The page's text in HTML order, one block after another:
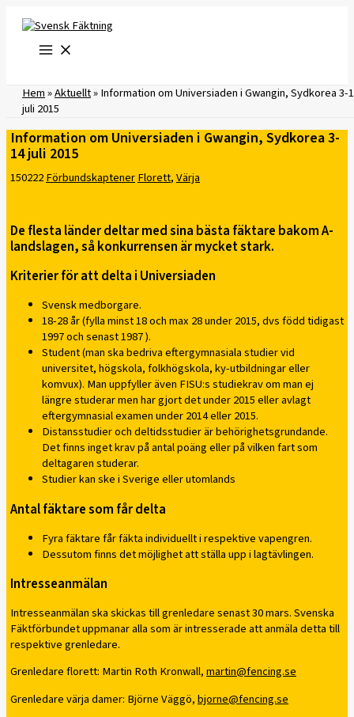
innehåll
Hem»Aktuellt»Information om Universiaden i Gwangin, Sydkorea 3-
juli 2015
Information om Universiaden i Gwangin, Sydkorea 3-
14 juli 2015
150222FörbundskaptenerFlorett,Värja
De flesta länder deltar med sina bästa fäktare bakom A-
landslagen, så konkurrensen är mycket stark.
Kriterier för att delta i Universiaden
Svensk medborgare.
18-28 år (fylla minst 18 och max 28 under 2015, dvs född tidigast
1997 och senast 1987 ).
Student (man ska bedriva eftergymnasiala studier vid
universitet, högskola, folkhögskola, ky-utbildningar eller
komvux). Man uppfyller även FISU:s studiekrav om man ej
längre studerar men har gjort det under 2015 eller avlagt
eftergymnasial examen under 2014 eller 2015.
Distansstudier och deltidsstudier är behörighetsgrundande.
Det finns inget krav på antal poäng eller på vilken fart som
deltagaren studerar.
Studier kan ske i Sverige eller utomlands
Antal fäktare som får delta
Fyra fäktare får fäkta individuellt i respektive vapengren.
Dessutom finns det möjlighet att ställa upp i lagtävlingen.
Intresseanmälan
Intresseanmälan ska skickas till grenledare senast 30 mars. Svenska
Fäktförbundet uppmanar alla som är intresserade att anmäla detta till
respektive grenledare.
Grenledare florett: Martin Roth Kronwall,martin@fencing.se
Grenledare värja damer: Björne Väggö,bjorne@fencing.se